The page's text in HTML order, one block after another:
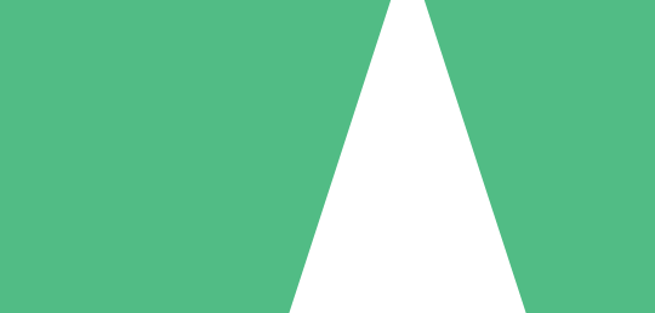
5 Descargas
15